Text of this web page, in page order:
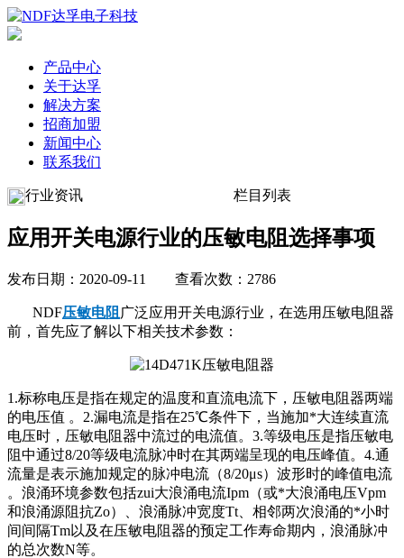
产品中心
关于达孚
解决方案
招商加盟
新闻中心
联系我们
行业资讯 栏目列表
应用开关电源行业的压敏电阻选择事项
发布日期：2020-09-11 查看次数：2786
NDF压敏电阻 广泛应用开关电源行业，在选用压敏电阻器
前，首先应了解以下相关技术参数：
1.标称电压是指在规定的温度和直流电流下，压敏电阻器两端
的电压值 。2.漏电流是指在25℃条件下，当施加*大连续直流
电压时，压敏电阻器中流过的电流值。3.等级电压是指压敏电
阻中通过8/20等级电流脉冲时在其两端呈现的电压峰值。4.通
流量是表示施加规定的脉冲电流（8/20μs）波形时的峰值电流
。浪涌环境参数包括zui大浪涌电流Ipm（或*大浪涌电压Vpm
和浪涌源阻抗Zo）、浪涌脉冲宽度Tt、相邻两次浪涌的*小时
间间隔Tm以及在压敏电阻器的预定工作寿命期内，浪涌脉冲
的总次数N等。